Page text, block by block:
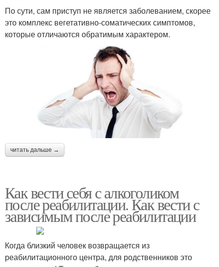
По сути, сам приступ не является заболеванием, скорее
это комплекс вегетативно-соматических симптомов,
которые отличаются обратимым характером.
читать дальше →
Как вести себя с алкоголиком
после реабилитации. Как вести с
зависимым после реабилитации
Когда близкий человек возвращается из
реабилитационного центра, для родственников это